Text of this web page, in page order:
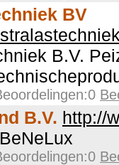
BV
B.V.
B.V. http://